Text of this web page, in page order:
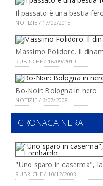
Il passato è una bestia
NOTIZIE / 17/02/2015
Massimo Polidoro. Il
RUBRICHE / 16/09/2010
Bo-Noir: Bologna in nero
NOTIZIE / 3/07/2008
CRONACA NERA
"Uno sparo in caserma",
RUBRICHE / 10/12/2008